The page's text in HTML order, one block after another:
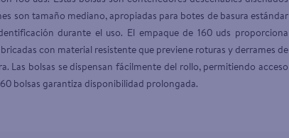
son tamaño mediano, apropiadas para botes de basura estándar
durante el uso. El empaque de 160 uds proporciona
con material resistente que previene roturas y derrames de
Las bolsas se dispensan fácilmente del rollo, permitiendo acceso
bolsas garantiza disponibilidad prolongada.